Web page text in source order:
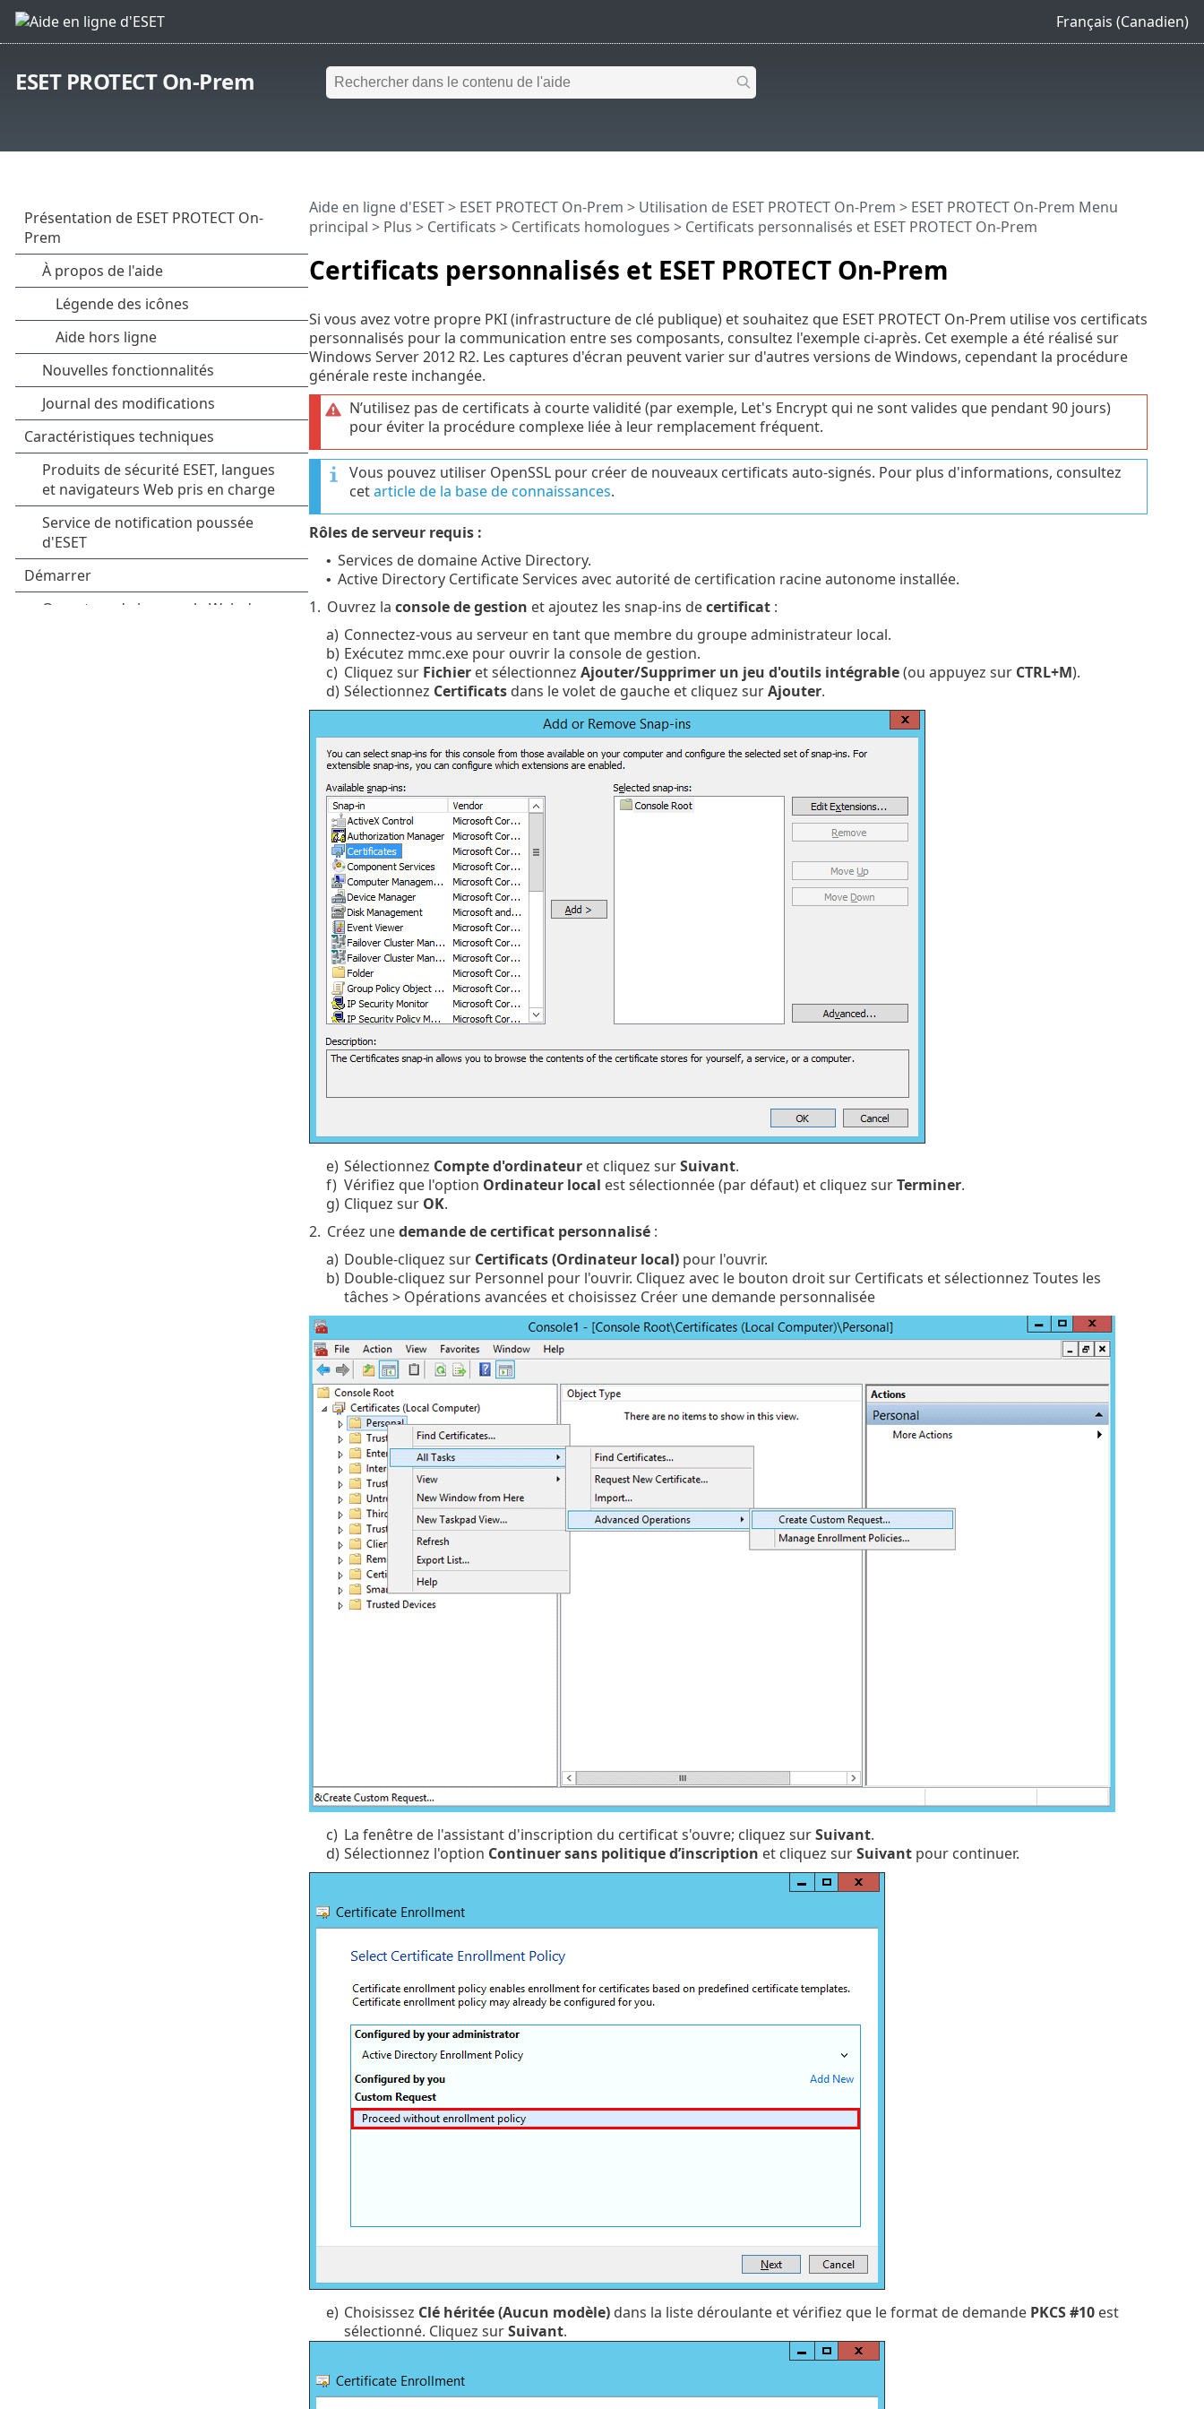
Français (Canadien)
ESET PROTECT On-Prem
Certificats personnalisés et ESET PROTECT On-Prem
Aide en ligne d'ESET> ESET PROTECT On-Prem > Utilisation de ESET PROTECT On-Prem > ESET PROTECT On-Prem Menu
principal > Plus > Certificats > Certificats homologues > Certificats personnalisés et ESET PROTECT On-Prem
Si vous avez votre propre PKI (infrastructure de clé publique) et souhaitez que ESET PROTECT On-Prem utilise vos certificats
personnalisés pour la communication entre ses composants, consultez l'exemple ci-après. Cet exemple a été réalisé sur
Windows Server 2012 R2. Les captures d'écran peuvent varier sur d'autres versions de Windows, cependant la procédure
générale reste inchangée.
N’utilisez pas de certificats à courte validité (par exemple, Let's Encrypt qui ne sont valides que pendant 90 jours)
pour éviter la procédure complexe liée à leur remplacement fréquent.
Vous pouvez utiliser OpenSSL pour créer de nouveaux certificats auto-signés. Pour plus d'informations, consultez
cetarticle de la base de connaissances.
Rôles de serveur requis :
• Services de domaine Active Directory.
• Active Directory Certificate Services avec autorité de certification racine autonome installée.
1. Ouvrez la console de gestion et ajoutez les snap-ins decertificat:
a) Connectez-vous au serveur en tant que membre du groupe administrateur local.
b) Exécutez mmc.exe pour ouvrir la console de gestion.
c) Cliquez sur Fichieret sélectionnez Ajouter/Supprimer un jeu d'outils intégrable(ou appuyez sur CTRL+M).
d) Sélectionnez Certificatsdans le volet de gauche et cliquez surAjouter.
e) Sélectionnez Compte d'ordinateuret cliquez surSuivant.
f) Vérifiez que l'option Ordinateur local est sélectionnée (par défaut) et cliquez surTerminer.
g) Cliquez sur OK.
2. Créez unedemande de certificat personnalisé:
a) Double-cliquez sur Certificats (Ordinateur local)pour l'ouvrir.
b) Double-cliquez sur Personnel pour l'ouvrir. Cliquez avec le bouton droit sur Certificats et sélectionnez Toutes les
tâches > Opérations avancées et choisissez Créer une demande personnalisée
c) La fenêtre de l'assistant d'inscription du certificat s'ouvre; cliquez surSuivant.
d) Sélectionnez l'option Continuer sans politique d’inscription et cliquez surSuivantpour continuer.
e) Choisissez Clé héritée (Aucun modèle)dans la liste déroulante et vérifiez que le format de demande PKCS #10est
sélectionné. Cliquez surSuivant.